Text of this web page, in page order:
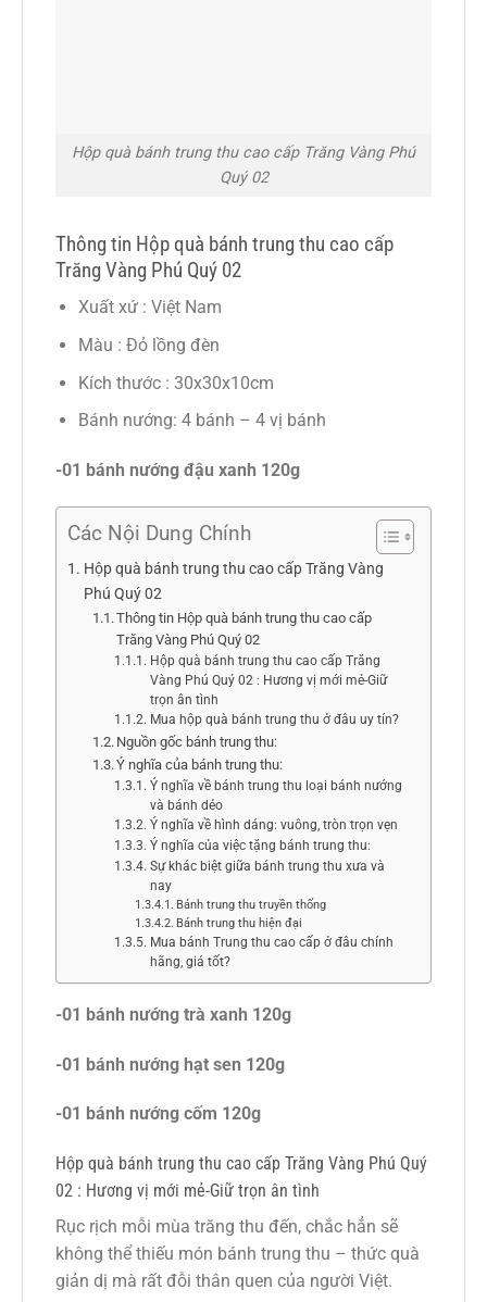
Hộp quà bánh trung thu cao cấp Trăng Vàng Phú
Quý 02
Thông tin Hộp quà bánh trung thu cao cấp
Trăng Vàng Phú Quý 02
Xuất xứ : Việt Nam
Màu : Đỏ lồng đèn
Kích thước : 30x30x10cm
Bánh nướng: 4 bánh – 4 vị bánh
-01 bánh nướng đậu xanh 120g
Các Nội Dung Chính
Hộp quà bánh trung thu cao cấp Trăng Vàng
Phú Quý 02
Thông tin Hộp quà bánh trung thu cao cấp
Trăng Vàng Phú Quý 02
Hộp quà bánh trung thu cao cấp Trăng
Vàng Phú Quý 02 : Hương vị mới mẻ-Giữ
trọn ân tình
Mua hộp quà bánh trung thu ở đâu uy tín?
Nguồn gốc bánh trung thu:
Ý nghĩa của bánh trung thu:
Ý nghĩa về bánh trung thu loại bánh nướng
và bánh dẻo
Ý nghĩa về hình dáng: vuông, tròn trọn vẹn
Ý nghĩa của việc tặng bánh trung thu:
Sự khác biệt giữa bánh trung thu xưa và
nay
Bánh trung thu truyền thống
Bánh trung thu hiện đại
Mua bánh Trung thu cao cấp ở đâu chính
hãng, giá tốt?
-01 bánh nướng trà xanh 120g
-01 bánh nướng hạt sen 120g
-01 bánh nướng cốm 120g
Hộp quà bánh trung thu cao cấp Trăng Vàng Phú Quý
02 : Hương vị mới mẻ-Giữ trọn ân tình
Rục rịch mỗi mùa trăng thu đến, chắc hẳn sẽ
không thể thiếu món bánh trung thu – thức quà
giản dị mà rất đỗi thân quen của người Việt.